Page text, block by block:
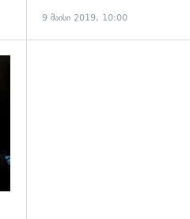
9 მაისი 2019, 10:00